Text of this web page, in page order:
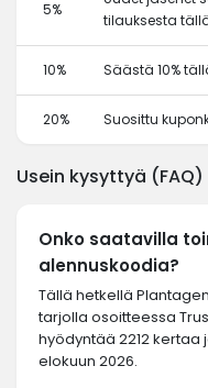
5%
tilauksesta
10% Säästä 10%
20% Suosittu
Usein kysyttyä (FAQ)
Onko saatavilla
alennuskoodia?
Tällä hetkellä
tarjolla osoitteessa
hyödyntää 2212 kertaa
elokuun 2026.